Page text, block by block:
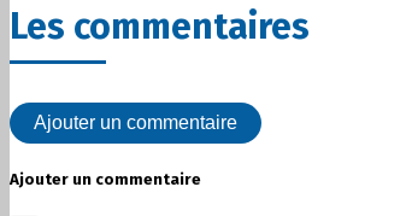
Les commentaires
Ajouter un commentaire
Ajouter un commentaire